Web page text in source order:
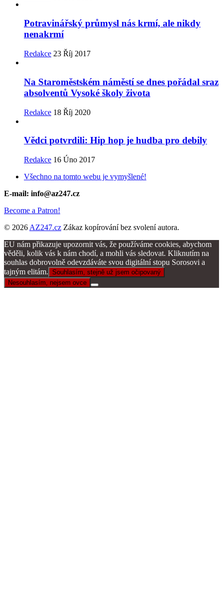
Potravinářský průmysl nás krmí, ale nikdy
nenakrmí
Redakce 23 Říj 2017
Na Staroměstském náměstí se dnes pořádal sraz
absolventů Vysoké školy života
Redakce 18 Říj 2020
Vědci potvrdili: Hip hop je hudba pro debily
Redakce 16 Úno 2017
Všechno na tomto webu je vymyšlené!
E-mail: info@az247.cz
Become a Patron!
© 2026 AZ247.cz Zákaz kopírování bez svolení autora.
EU nám přikazuje upozornit vás, že používáme cookies, abychom
věděli, kolik vás k nám chodí, a mohli vás sledovat. Kliknutím na
souhlas dobrovolně odevzdáváte svou digitální stopu Sorosovi a
tajným elitám. Souhlasím, stejně už jsem očipovaný
Nesouhlasím, nejsem ovce